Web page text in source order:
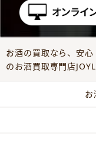
お酒の買取なら、安
のお酒買取専門店
お